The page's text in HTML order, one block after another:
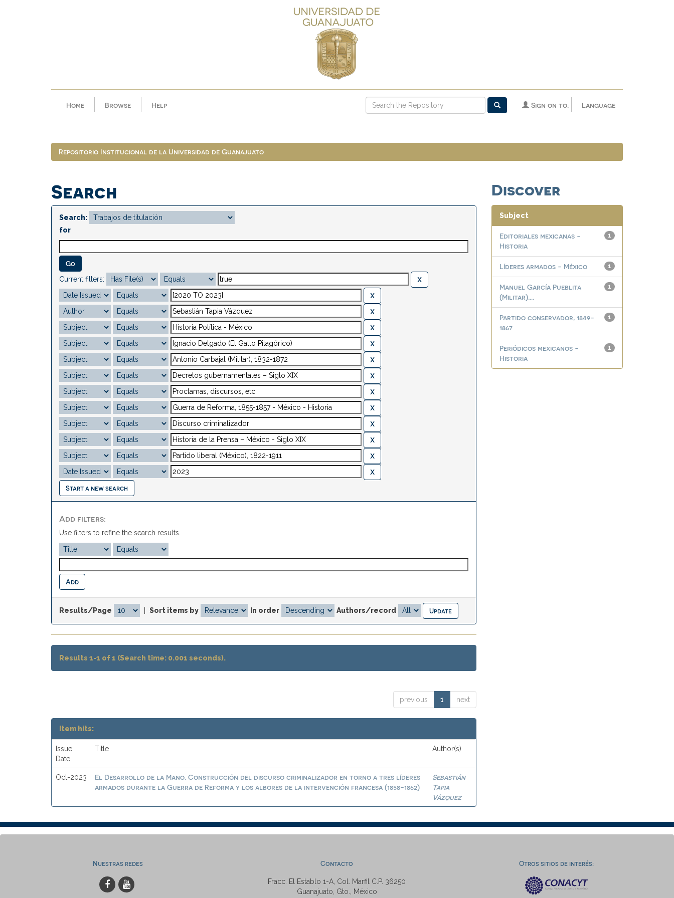
Home Browse Help Language
Sign on to:
Repositorio Institucional de la Universidad de Guanajuato
Search
Search:
for
Current filters:
Start a new search
Add filters:
Use filters to refine the search results.
Results/Page Sort items by In order Authors/record
Results 1-1 of 1 (Search time: 0.001 seconds).
previous 1 next
Item hits:
Issue
Date
Title Author(s)
Oct-2023
El Desarrollo de la Mano. Construcción del discurso criminalizador en torno a tres líderes
armados durante la Guerra de Reforma y los albores de la intervención francesa (1858-1862)
Sebastián
Tapia
Vázquez
Discover
Subject
1
Editoriales mexicanas -
Historia
1
Líderes armados - México
1
Manuel García Pueblita
(Militar),...
1
Partido conservador, 1849-
1867
1
Periódicos mexicanos -
Historia
Nuestras redes Contacto
Fracc. El Establo 1-A, Col. Marfil C.P. 36250
Guanajuato, Gto., México
Otros sitios de interés: